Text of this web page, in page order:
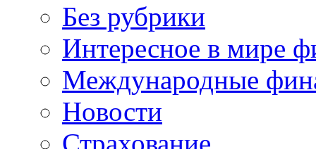
Без рубрики
Интересное в мире
Международные
Новости
Страхование